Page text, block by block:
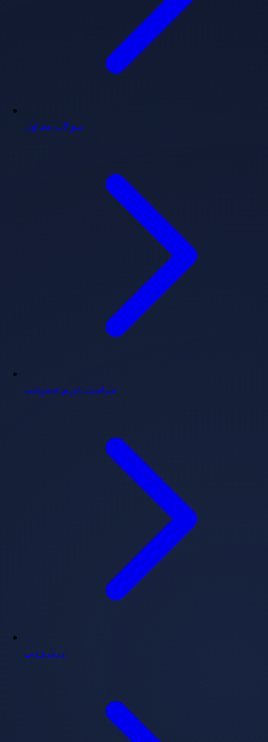
سوالات متداول
سیاست حریم خصوصی
درباره دبی